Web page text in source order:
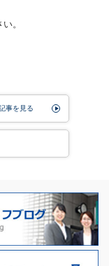
。
事を見る